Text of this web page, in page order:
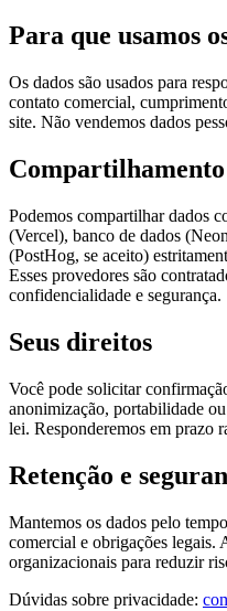
Para que usamos
Os dados são usados para
contato comercial,
site. Não vendemos dados
Compartilhamento
Podemos compartilhar dados
(Vercel), banco de dados
(PostHog, se aceito)
Esses provedores são
confidencialidade e segurança.
Seus direitos
Você pode solicitar
anonimização, portabilidade
lei. Responderemos em prazo
Retenção e
Mantemos os dados pelo
comercial e obrigações legais.
organizacionais para reduzir
Dúvidas sobre privacidade: